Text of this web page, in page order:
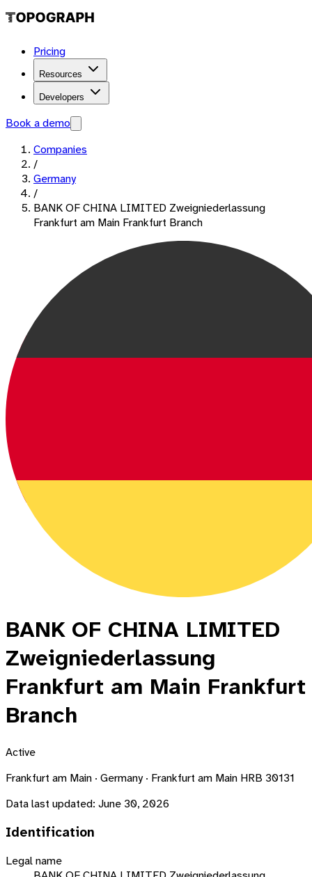
Pricing
Resources
Developers
Book a demo
Companies
/
Germany
/
BANK OF CHINA LIMITED Zweigniederlassung
Frankfurt am Main Frankfurt Branch
BANK OF CHINA LIMITED
Zweigniederlassung
Frankfurt am Main Frankfurt
Branch
Active
Frankfurt am Main · Germany · Frankfurt am Main HRB 30131
Data last updated: June 30, 2026
Identification
Legal name